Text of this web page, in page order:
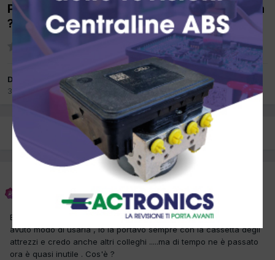
Per i colleghi stagionati : Vi ricorda qualcosa
? l'avete usata ?
Da cogiuseppe
30 Marzo 2017inOff-Topic
Pagina 1 di 2
30 Marzo 2017
Buongiorno , un aiutino : le giovani leve difficilmente avranno
avuto modo di usarla , io la portavo sempre con la cassetta degli
attrezzi e credo anche altri colleghi .....ma di tempo ne è passato
ora è quasi inutile . Cos'è ?